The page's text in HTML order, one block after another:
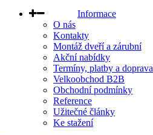
Informace
O nás
Kontakty
Montáž dveří a zárubní
Akční nabídky
Termíny, platby a doprava
Velkoobchod B2B
Obchodní podmínky
Reference
Užitečné články
Ke stažení